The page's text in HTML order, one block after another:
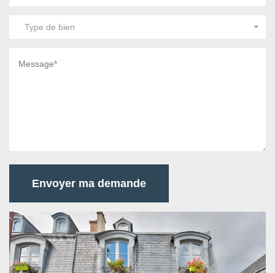
Type de bien
Envoyer ma demande